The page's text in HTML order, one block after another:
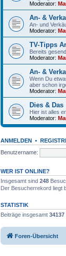
Moderator:
An- &
An- und
Moderator:
TV-Tipps
Bereits
Moderator:
An- &
Wenn Du
aber schon
Moderator:
Dies & Das
Hier ist alles
Moderator:
ANMELDEN •
Benutzername:
WER IST ONLINE?
Insgesamt sind 248
Der Besucherrekord liegt
STATISTIK
Beiträge insgesamt 34137
Foren-Übersicht